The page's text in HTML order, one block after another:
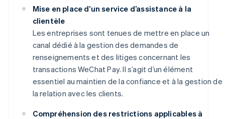
Mise en place d’un service d’assistance à la
clientèle
Les entreprises sont tenues de mettre en place un
canal dédié à la gestion des demandes de
renseignements et des litiges concernant les
transactions WeChat Pay. Il s’agit d’un élément
essentiel au maintien de la confiance et à la gestion de
la relation avec les clients.
Compréhension des restrictions applicables à